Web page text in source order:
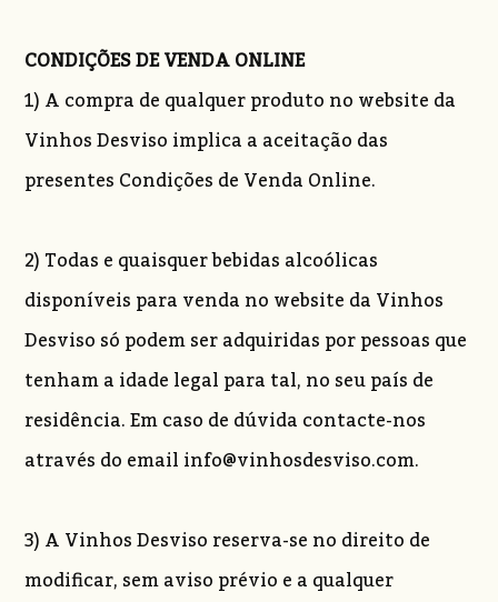
CONDIÇÕES DE VENDA ONLINE
1) A compra de qualquer produto no website da
Vinhos Desviso implica a aceitação das
presentes Condições de Venda Online.
2) Todas e quaisquer bebidas alcoólicas
disponíveis para venda no website da Vinhos
Desviso só podem ser adquiridas por pessoas que
tenham a idade legal para tal, no seu país de
residência. Em caso de dúvida contacte-nos
através do email info@vinhosdesviso.com.
3) A Vinhos Desviso reserva-se no direito de
modificar, sem aviso prévio e a qualquer